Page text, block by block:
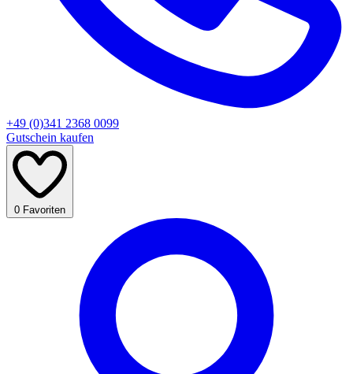
+49 (0)341 2368 0099
Gutschein kaufen
0 Favoriten